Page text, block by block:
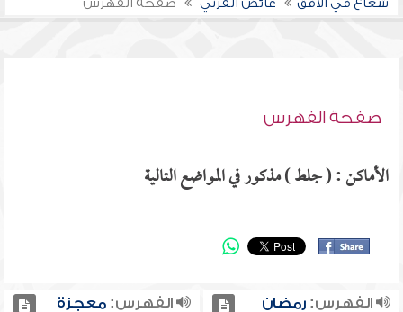
شعاعٌ في الأفق
عائض القرني صفحة الفهرس
صفحة الفهرس
الأماكن : ( جلط ) مذكور في المواضع التالية
الفهرس:رمضان
الفهرس:معجزة